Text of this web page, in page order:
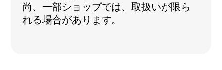
尚、一部ショップでは、取扱いが限ら
れる場合があります。